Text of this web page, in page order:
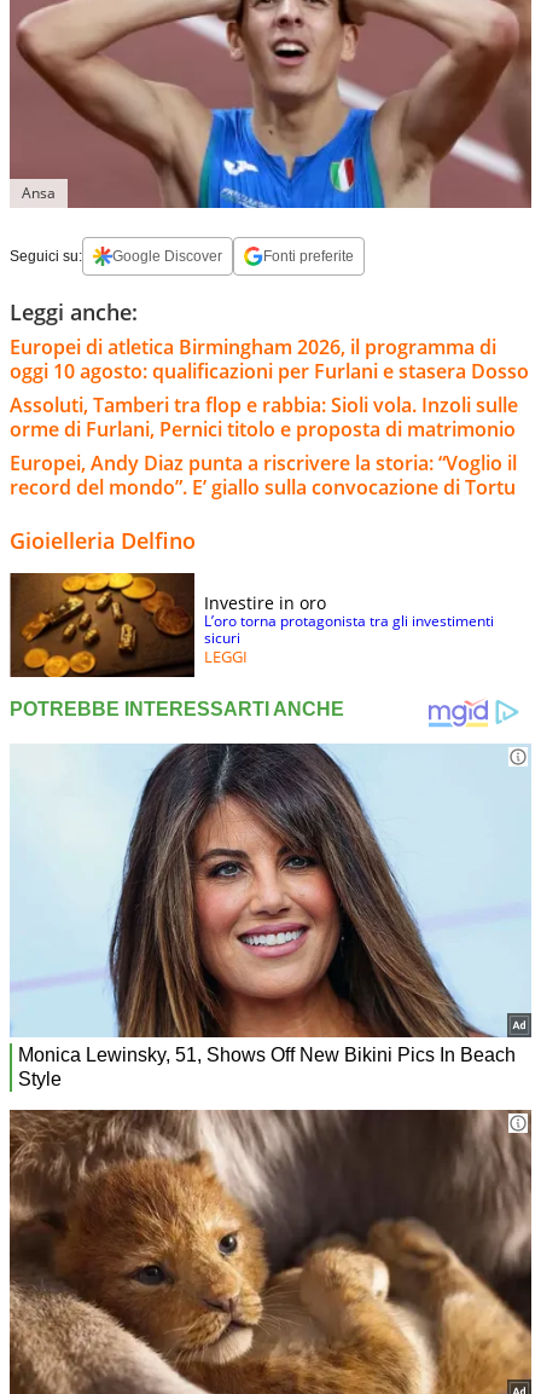
Ansa
Seguici su: Google Discover Fonti preferite
Leggi anche:
Europei di atletica Birmingham 2026, il programma di
oggi 10 agosto: qualificazioni per Furlani e stasera Dosso
Assoluti, Tamberi tra flop e rabbia: Sioli vola. Inzoli sulle
orme di Furlani, Pernici titolo e proposta di matrimonio
Europei, Andy Diaz punta a riscrivere la storia: “Voglio il
record del mondo”. E’ giallo sulla convocazione di Tortu
Gioielleria Delfino
Investire in oro
L’oro torna protagonista tra gli investimenti
sicuri
LEGGI